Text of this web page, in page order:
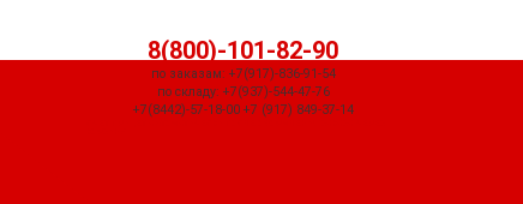
8(800)-101-82-90
по заказам: +7(917)-836-91-54
по складу: +7(937)-544-47-76
+7(8442)-57-18-00 +7 (917) 849-37-14